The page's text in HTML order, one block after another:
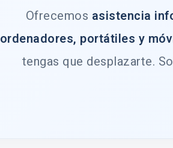
Ofrecemos asistencia
ordenadores, portátiles y
tengas que desplazarte.